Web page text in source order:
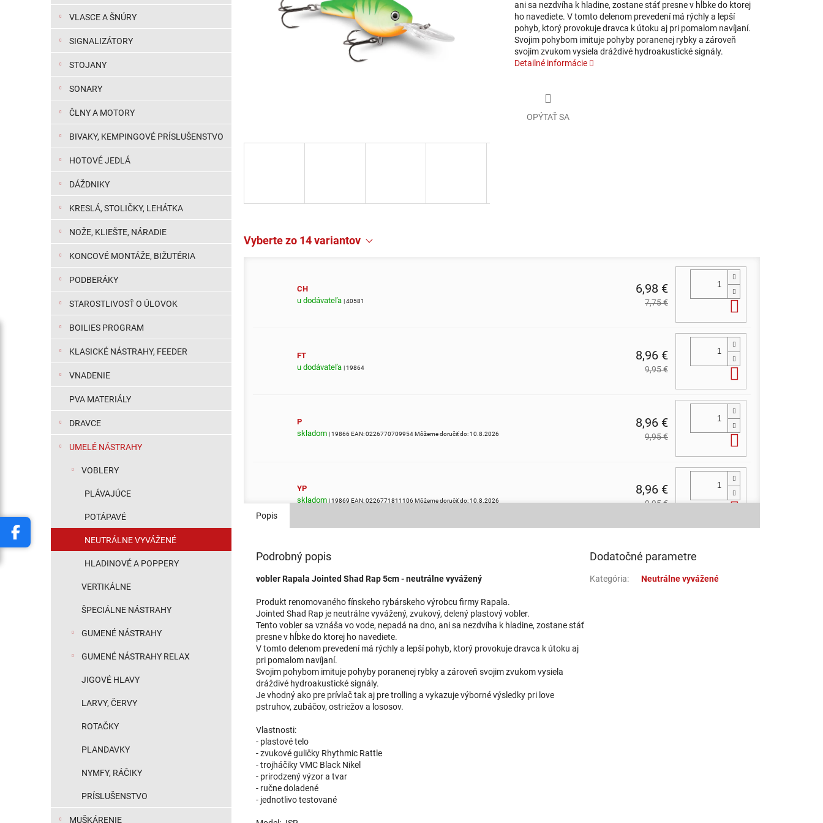
VLASCE A ŠNÚRY
SIGNALIZÁTORY
STOJANY
SONARY
ČLNY A MOTORY
BIVAKY, KEMPINGOVÉ PRÍSLUŠENSTVO
HOTOVÉ JEDLÁ
DÁŽDNIKY
KRESLÁ, STOLIČKY, LEHÁTKA
NOŽE, KLIEŠTE, NÁRADIE
KONCOVÉ MONTÁŽE, BIŽUTÉRIA
PODBERÁKY
STAROSTLIVOSŤ O ÚLOVOK
BOILIES PROGRAM
KLASICKÉ NÁSTRAHY, FEEDER
VNADENIE
PVA MATERIÁLY
DRAVCE
UMELÉ NÁSTRAHY
VOBLERY
PLÁVAJÚCE
POTÁPAVÉ
NEUTRÁLNE VYVÁŽENÉ
HLADINOVÉ A POPPERY
VERTIKÁLNE
ŠPECIÁLNE NÁSTRAHY
GUMENÉ NÁSTRAHY
GUMENÉ NÁSTRAHY RELAX
JIGOVÉ HLAVY
LARVY, ČERVY
ROTAČKY
PLANDAVKY
NYMFY, RÁČIKY
PRÍSLUŠENSTVO
MUŠKÁRENIE
ani sa nezdvíha k hladine, zostane stáť presne v hĺbke do ktorej
ho navediete. V tomto delenom prevedení má rýchly a lepší
pohyb, ktorý provokuje dravca k útoku aj pri pomalom navíjaní.
Svojim pohybom imituje pohyby poranenej rybky a zároveň
svojim zvukom vysiela dráždivé hydroakustické signály.
Detailné informácie
OPÝTAŤ SA
Vyberte zo 14 variantov
CH
u dodávateľa | 40581
6,98 €
7,75 €
FT
u dodávateľa | 19864
8,96 €
9,95 €
P
skladom | 19866 EAN:0226770709954Môžeme doručiť do:10.8.2026
8,96 €
9,95 €
YP
skladom | 19869 EAN:0226771811106Môžeme doručiť do:10.8.2026
8,96 €
9,95 € Do košíka
CLN
8,96 €
HT
u dodávateľa| 19865EAN: 0226771950942
SD
skladom
0226770710226Môžeme doručiť do: 10.8.2026
BSD
u dodávateľa| 19862
Popis
Podrobný popis
vobler Rapala Jointed Shad Rap 5cm - neutrálne vyvážený
Produkt renomovaného fínskeho rybárskeho výrobcu firmy Rapala.
Jointed Shad Rap je neutrálne vyvážený, zvukový, delený plastový vobler.
Tento vobler sa vznáša vo vode, nepadá na dno, ani sa nezdvíha k hladine, zostane stáť
presne v hĺbke do ktorej ho navediete.
V tomto delenom prevedení má rýchly a lepší pohyb, ktorý provokuje dravca k útoku aj
pri pomalom navíjaní.
Svojim pohybom imituje pohyby poranenej rybky a zároveň svojim zvukom vysiela
dráždivé hydroakustické signály.
Je vhodný ako pre prívlač tak aj pre trolling a vykazuje výborné výsledky pri love
pstruhov, zubáčov, ostriežov a lososov.
Vlastnosti:
- plastové telo
- zvukové guličky Rhythmic Rattle
- trojháčiky VMC Black Nikel
- prirodzený výzor a tvar
- ručne doladené
- jednotlivo testované
Dodatočné parametre
Kategória: Neutrálne vyvážené